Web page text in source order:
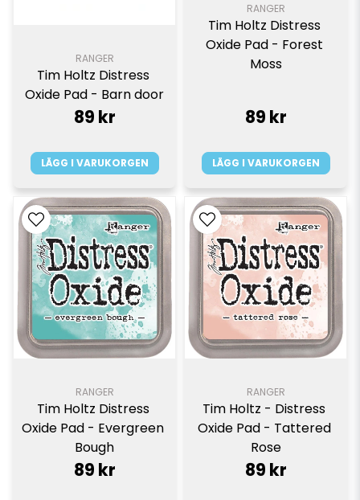
RANGER
Tim Holtz Distress
Oxide Pad - Barn door
89 kr
LÄGG I VARUKORGEN
RANGER
Tim Holtz Distress
Oxide Pad - Forest
Moss
89 kr
LÄGG I VARUKORGEN
RANGER
Tim Holtz Distress
Oxide Pad - Evergreen
Bough
89 kr
RANGER
Tim Holtz - Distress
Oxide Pad - Tattered
Rose
89 kr